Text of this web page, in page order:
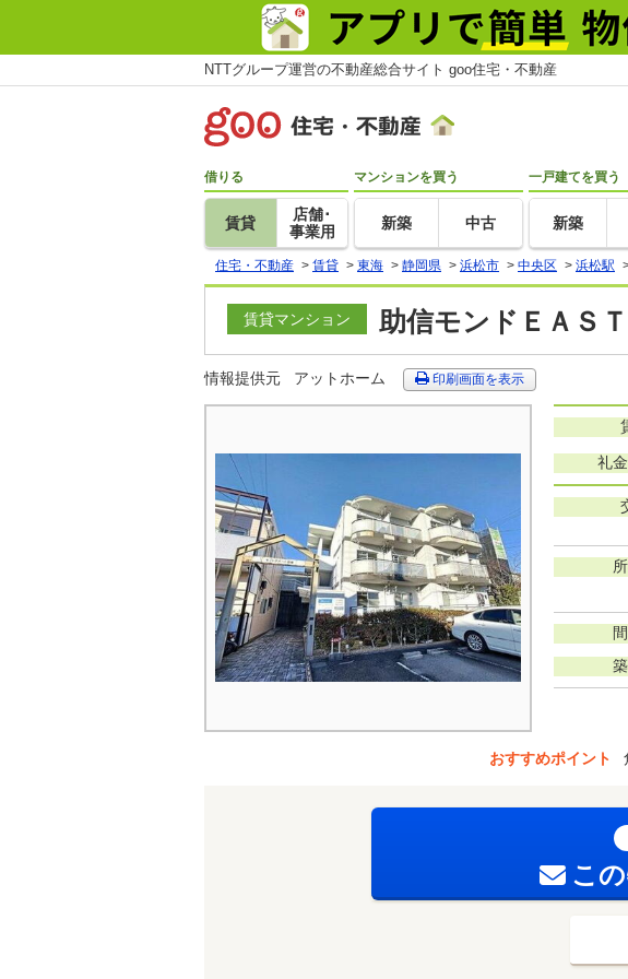
NTTグループ運営の不動産総合サイト goo住宅・不動産
借りる
賃貸
店舗･
事業用
マンションを買う
新築 中古
一戸建てを買う
新築
住宅・不動産 > 賃貸 > 東海 > 静岡県 > 浜松市 > 中央区 > 浜松駅
賃貸マンション 助信モンドＥＡＳ
情報提供元 アットホーム 印刷画面を表示
礼
おすすめポイント
こ